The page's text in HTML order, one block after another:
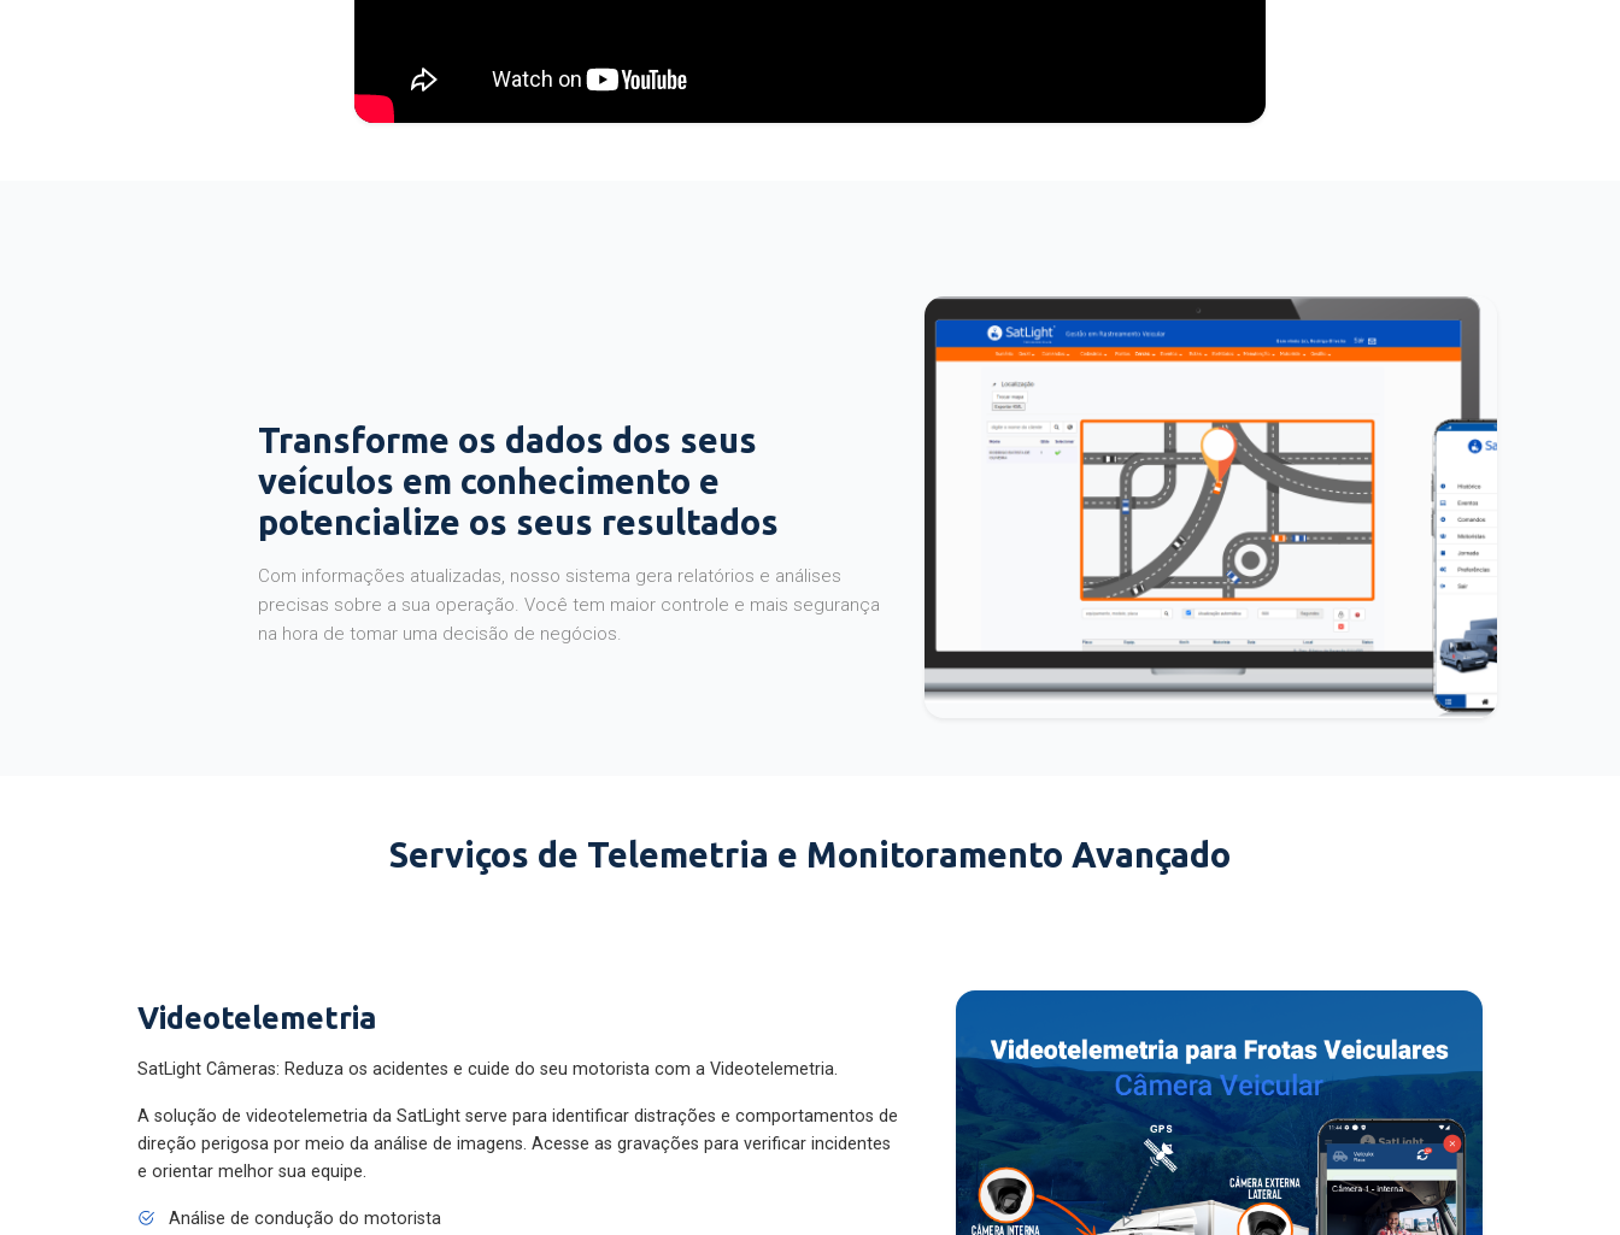
Transforme os dados dos seus
veículos em conhecimento e
potencialize os seus resultados
Com informações atualizadas, nosso sistema gera relatórios e análises
precisas sobre a sua operação. Você tem maior controle e mais segurança
na hora de tomar uma decisão de negócios.
Serviços de Telemetria e Monitoramento Avançado
Videotelemetria
SatLight Câmeras: Reduza os acidentes e cuide do seu motorista com a Videotelemetria.
A solução de videotelemetria da SatLight serve para identificar distrações e comportamentos de
direção perigosa por meio da análise de imagens. Acesse as gravações para verificar incidentes
e orientar melhor sua equipe.
Análise de condução do motorista